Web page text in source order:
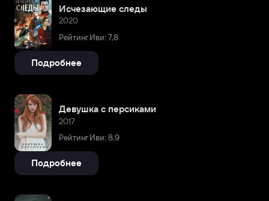
Исчезающие следы
2020
Рейтинг Иви: 7,8
Подробнее
Девушка с персиками
2017
Рейтинг Иви: 8,9
Подробнее